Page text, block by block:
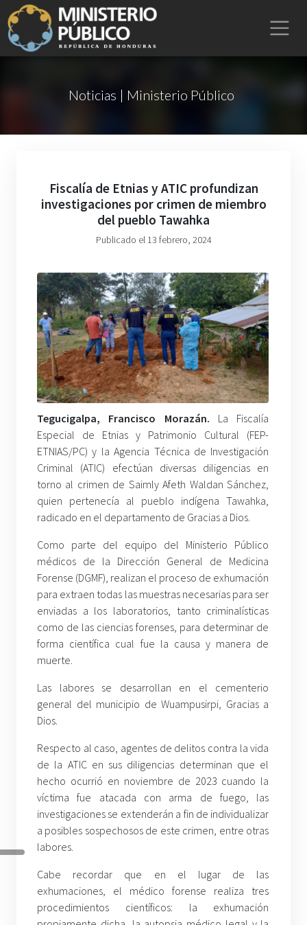
Noticias | Ministerio Público
Fiscalía de Etnias y ATIC profundizan
investigaciones por crimen de miembro
del pueblo Tawahka
Publicado el 13 febrero, 2024
Tegucigalpa, Francisco Morazán. La Fiscalía
Especial de Etnias y Patrimonio Cultural (FEP-
ETNIAS/PC) y la Agencia Técnica de Investigación
Criminal (ATIC) efectúan diversas diligencias en
torno al crimen de Saimly Afeth Waldan Sánchez,
quien pertenecía al pueblo indígena Tawahka,
radicado en el departamento de Gracias a Dios.
Como parte del equipo del Ministerio Público
médicos de la Dirección General de Medicina
Forense (DGMF), realizan el proceso de exhumación
para extraen todas las muestras necesarias para ser
enviadas a los laboratorios, tanto criminalísticas
como de las ciencias forenses, para determinar de
forma científica cual fue la causa y manera de
muerte.
Las labores se desarrollan en el cementerio
general del municipio de Wuampusirpi, Gracias a
Dios.
Respecto al caso, agentes de delitos contra la vida
de la ATIC en sus diligencias determinan que el
hecho ocurrió en noviembre de 2023 cuando la
víctima fue atacada con arma de fuego, las
investigaciones se extenderán a fin de individualizar
a posibles sospechosos de este crimen, entre otras
labores.
Cabe recordar que en el lugar de las
exhumaciones, el médico forense realiza tres
procedimientos científicos: la exhumación